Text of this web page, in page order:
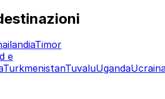
Timor
e
TurkmenistanTuvaluUganda